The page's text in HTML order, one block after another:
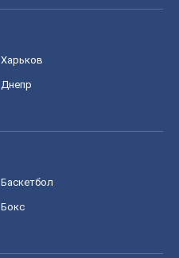
Харьков
Днепр
Баскетбол
Бокс